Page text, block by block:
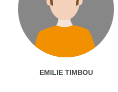
EMILIE TIMBOU